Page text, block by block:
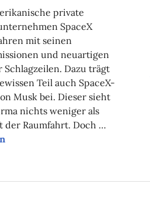
private
SpaceX
mit seinen
und neuartigen
Schlagzeilen. Dazu trägt
Teil auch SpaceX-
Musk bei. Dieser sieht
nichts weniger als
der Raumfahrt. Doch …
Weltall – SpaceX und die Jagd